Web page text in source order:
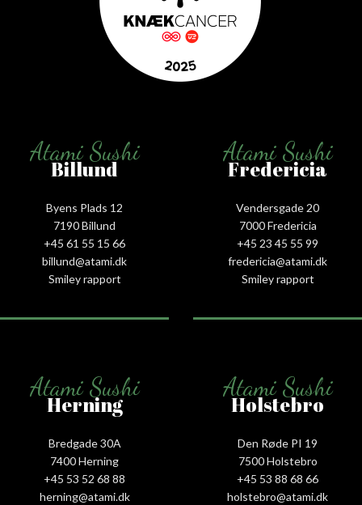
Atami Sushi
Billund
Byens Plads 12
7190 Billund
+45 61 55 15 66‬
billund@atami.dk
Smiley rapport
Atami Sushi
Fredericia
Vendersgade 20
7000 Fredericia
+45 23 45 55 99
fredericia@atami.dk
Smiley rapport
Atami Sushi
Herning
Bredgade 30A
7400 Herning
+45 53 52 68 88
herning@atami.dk
Atami Sushi
Holstebro
Den Røde PI 19
7500 Holstebro
+45 53 88 68 66
holstebro@atami.dk